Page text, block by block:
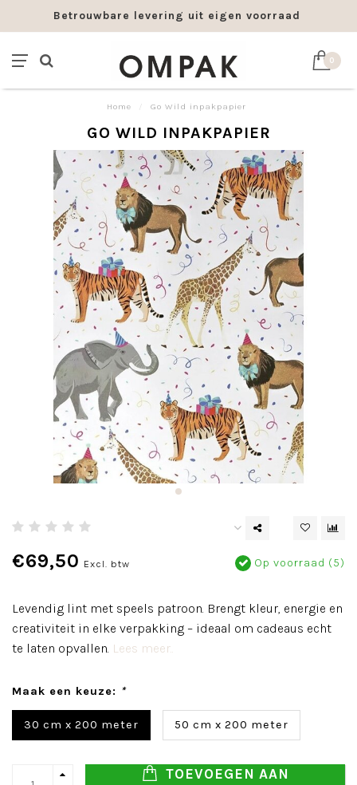
Betrouwbare levering uit eigen voorraad
0
Home Go Wild inpakpapier
GO WILD INPAKPAPIER
€69,50 Excl. btw Op voorraad (5)
Levendig lint met speels patroon. Brengt kleur, energie en
creativiteit in elke verpakking – ideaal om cadeaus echt
te laten opvallen. Lees meer..
Maak een keuze: *
30 cm x 200 meter 50 cm x 200 meter
TOEVOEGEN AAN